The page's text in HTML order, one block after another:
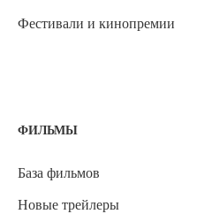
Фестивали и кинопремии
ФИЛЬМЫ
База фильмов
Новые трейлеры